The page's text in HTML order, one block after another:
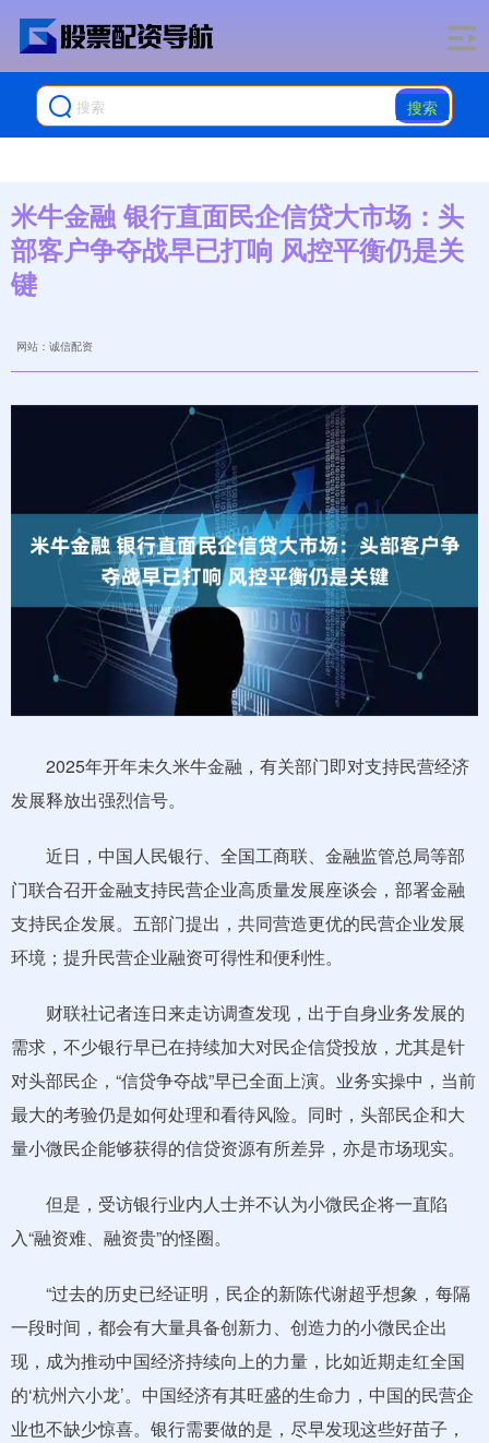
搜索
米牛金融 银行直面民企信贷大市场：头
部客户争夺战早已打响 风控平衡仍是关
键
网站：诚信配资
2025年开年未久米牛金融，有关部门即对支持民营经济
发展释放出强烈信号。
近日，中国人民银行、全国工商联、金融监管总局等部
门联合召开金融支持民营企业高质量发展座谈会，部署金融
支持民企发展。五部门提出，共同营造更优的民营企业发展
环境；提升民营企业融资可得性和便利性。
财联社记者连日来走访调查发现，出于自身业务发展的
需求，不少银行早已在持续加大对民企信贷投放，尤其是针
对头部民企，“信贷争夺战”早已全面上演。业务实操中，当前
最大的考验仍是如何处理和看待风险。同时，头部民企和大
量小微民企能够获得的信贷资源有所差异，亦是市场现实。
但是，受访银行业内人士并不认为小微民企将一直陷
入“融资难、融资贵”的怪圈。
“过去的历史已经证明，民企的新陈代谢超乎想象，每隔
一段时间，都会有大量具备创新力、创造力的小微民企出
现，成为推动中国经济持续向上的力量，比如近期走红全国
的‘杭州六小龙’。中国经济有其旺盛的生命力，中国的民营企
业也不缺少惊喜。银行需要做的是，尽早发现这些好苗子，